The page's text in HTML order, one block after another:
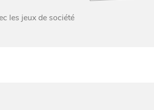
les jeux de société
Paramètres de confidentialité